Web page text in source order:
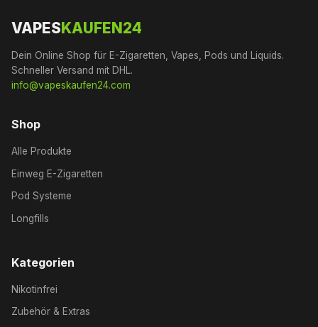
VAPES KAUFEN24
Dein Online Shop für E-Zigaretten, Vapes, Pods und Liquids.
Schneller Versand mit DHL.
info@vapeskaufen24.com
Shop
Alle Produkte
Einweg E-Zigaretten
Pod Systeme
Longfills
Kategorien
Nikotinfrei
Zubehör & Extras